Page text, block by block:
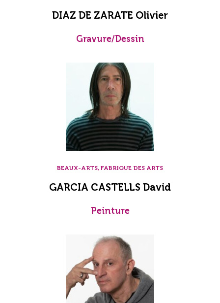
DIAZ DE ZARATE Olivier
Gravure/Dessin
BEAUX-ARTS, FABRIQUE DES ARTS
GARCIA CASTELLS David
Peinture